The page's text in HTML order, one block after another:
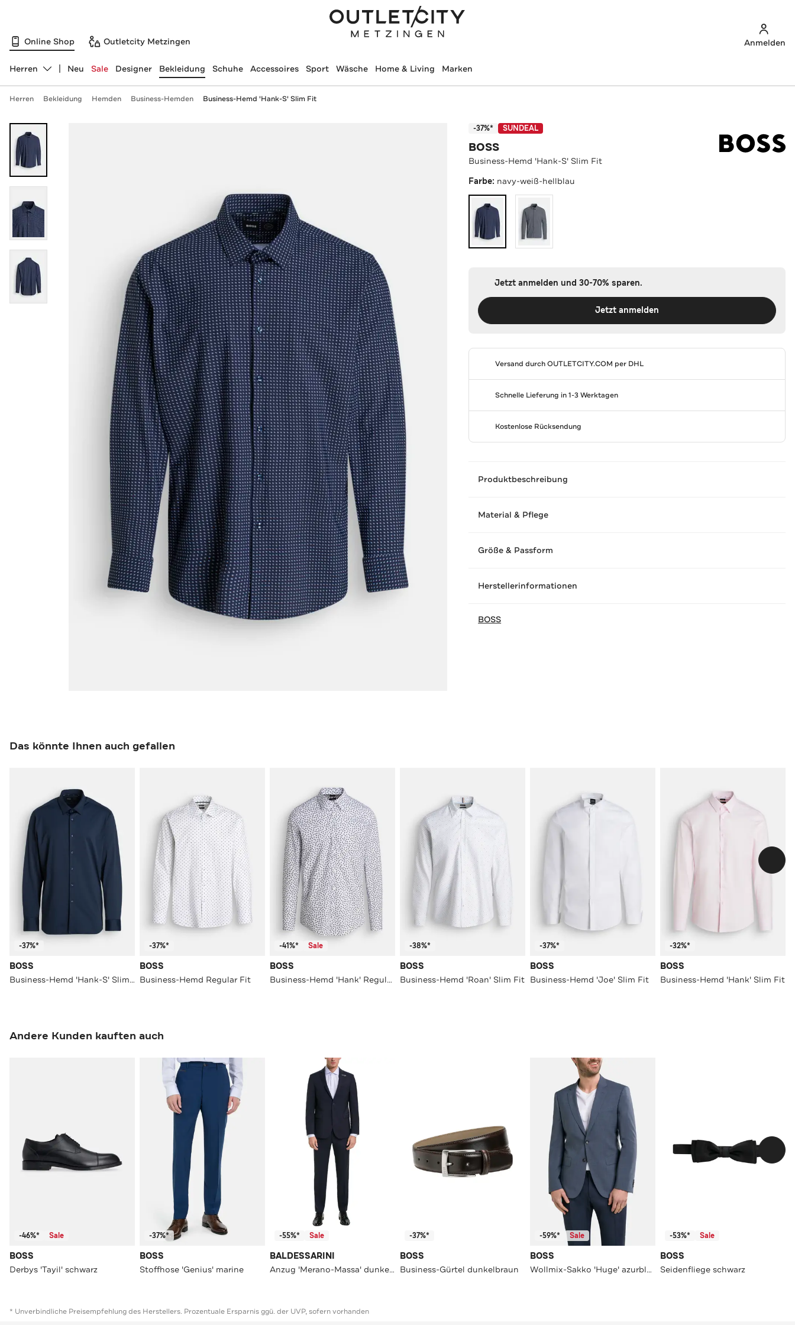
Online Shop Outletcity Metzingen Anmelden
Abteilung ändern, ausgewählt:
Herren Neu Sale Designer Bekleidung Schuhe Accessoires Sport Wäsche Home & Living Marken
Herren Bekleidung Hemden Business-Hemden Business-Hemd 'Hank-S' Slim Fit
-37%* SUNDEAL
BOSS
Business-Hemd 'Hank-S' Slim Fit
Farbe: navy-weiß-hellblau
Jetzt anmelden und 30-70% sparen.
Jetzt anmelden
Versand durchOUTLETCITY.COM per DHL
Schnelle Lieferung in 1-3 Werktagen
Kostenlose Rücksendung
Produktbeschreibung
Material & Pflege
Größe & Passform
Herstellerinformationen
BOSS
Das könnte Ihnen auch gefallen
-37%*
BOSS
Business-Hemd 'Hank-S' Slim Fit
-37%*
BOSS
Business-Hemd Regular Fit
-41%* Sale
BOSS
Business-Hemd 'Hank' Regular Fit
-38%*
BOSS
Business-Hemd 'Roan' Slim Fit
-37%*
BOSS
Business-Hemd 'Joe' Slim Fit
-32%*
BOSS
Business-Hemd 'Hank' Slim Fit
Andere Kunden kauften auch
-46%* Sale
BOSS
Derbys 'Tayil' schwarz
-37%*
BOSS
Stoffhose 'Genius' marine
-55%* Sale
BALDESSARINI
Anzug 'Merano-Massa' dunkelblau
-37%*
BOSS
Business-Gürtel dunkelbraun
-59%* Sale
BOSS
Wollmix-Sakko 'Huge' azurblau meliert
-53%* Sale
BOSS
Seidenfliege schwarz
* Unverbindliche Preisempfehlung des Herstellers. Prozentuale Ersparnis ggü. der UVP, sofern vorhanden